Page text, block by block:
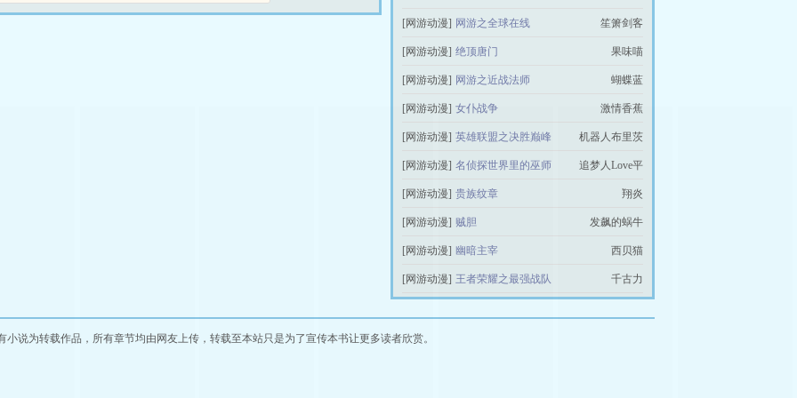
[网游动漫] 网游之全球在线 笙箫剑客
[网游动漫] 绝顶唐门 果味喵
[网游动漫] 网游之近战法师 蝴蝶蓝
[网游动漫] 女仆战争 激情香蕉
[网游动漫] 英雄联盟之决胜巅峰 机器人布里茨
[网游动漫] 名侦探世界里的巫师 追梦人Love平
[网游动漫] 贵族纹章 翔炎
[网游动漫] 贼胆 发飙的蜗牛
[网游动漫] 幽暗主宰 西贝猫
[网游动漫] 王者荣耀之最强战队 千古力
小说为转载作品，所有章节均由网友上传，转载至本站只是为了宣传本书让更多读者欣赏。